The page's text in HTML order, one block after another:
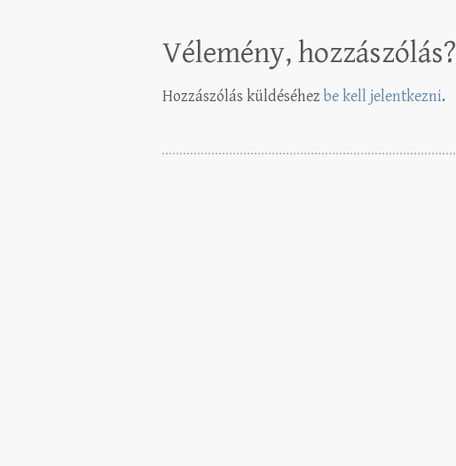
Vélemény, hozzászólás?
Hozzászólás küldéséhez be kell jelentkezni.